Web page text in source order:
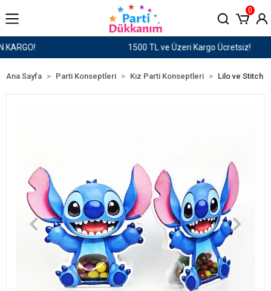
1500 TL ve Üzeri Kargo Ücretsiz!
0
Ana Sayfa Parti Konseptleri Kız Parti Konseptleri Lilo ve Stitch